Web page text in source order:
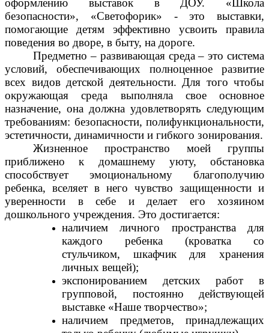
оформлению выставок в ДОУ. «Школа
безопасности», «Светофорик» - это выставки,
помогающие детям эффективно усвоить правила
поведения во дворе, в быту, на дороге.
Предметно – развивающая среда – это система
условий, обеспечивающих полноценное развитие
всех видов детской деятельности. Для того чтобы
окружающая среда выполняла свое основное
назначение, она должна удовлетворять следующим
требованиям: безопасности, полифункциональности,
эстетичности, динамичности и гибкого зонирования.
Жизненное пространство моей группы
приближено к домашнему уюту, обстановка
способствует эмоциональному благополучию
ребенка, вселяет в него чувство защищенности и
уверенности в себе и делает его хозяином
дошкольного учреждения. Это достигается:
наличием личного пространства для
каждого ребенка (кроватка со
стульчиком, шкафчик для хранения
личных вещей);
экспонированием детских работ в
групповой, постоянно действующей
выставке «Наше творчество»;
наличием предметов, принадлежащих